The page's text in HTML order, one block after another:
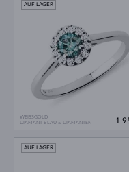
WEISSGOLD
DIAMANT BLAU & DIAMANTEN
AUF LAGER
1
AUF LAGER